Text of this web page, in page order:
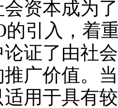
资本成为
的引入，着
证了由社
推广价值。
用于具有